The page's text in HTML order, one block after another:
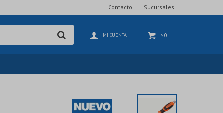
$0
Contacto Sucursales